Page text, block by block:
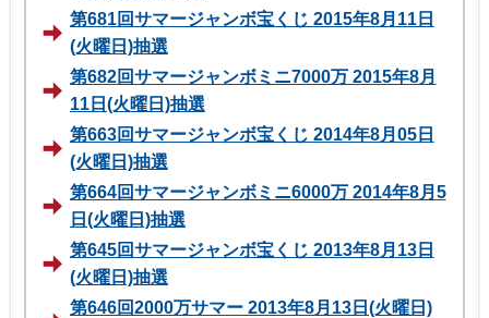
第681回サマージャンボ宝くじ 2015年8月11日
(火曜日)抽選
第682回サマージャンボミニ7000万 2015年8月
11日(火曜日)抽選
第663回サマージャンボ宝くじ 2014年8月05日
(火曜日)抽選
第664回サマージャンボミニ6000万 2014年8月5
日(火曜日)抽選
第645回サマージャンボ宝くじ 2013年8月13日
(火曜日)抽選
第646回2000万サマー 2013年8月13日(火曜日)